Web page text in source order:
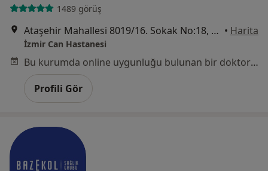
1489 görüş
Ataşehir Mahallesi 8019/16. Sokak No:18, Çiğli • Harita
İzmir Can Hastanesi
Bu kurumda online uygunluğu bulunan bir doktor veya uzman bulunamadı
Profili Gör